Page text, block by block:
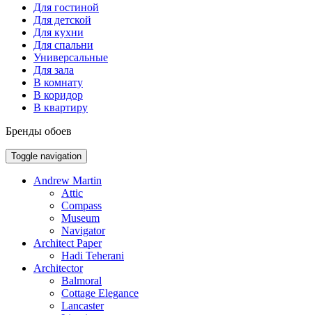
Для гостиной
Для детской
Для кухни
Для спальни
Универсальные
Для зала
В комнату
В коридор
В квартиру
Бренды обоев
Toggle navigation
Andrew Martin
Attic
Compass
Museum
Navigator
Architect Paper
Hadi Teherani
Architector
Balmoral
Cottage Elegance
Lancaster